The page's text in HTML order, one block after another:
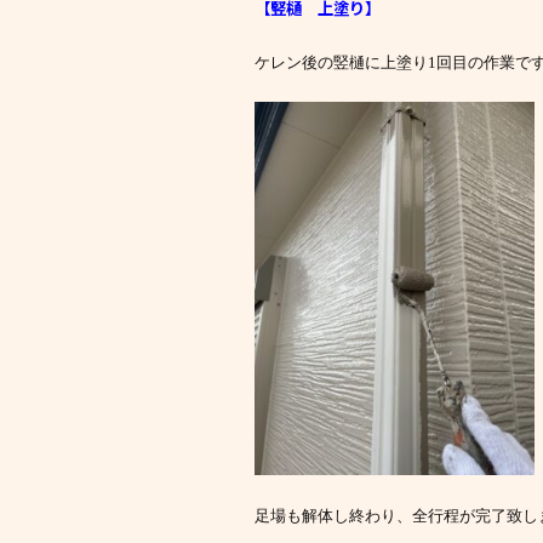
【竪樋 上塗り】
ケレン後の竪樋に上塗り1回目の作業で
足場も解体し終わり、全行程が完了致し